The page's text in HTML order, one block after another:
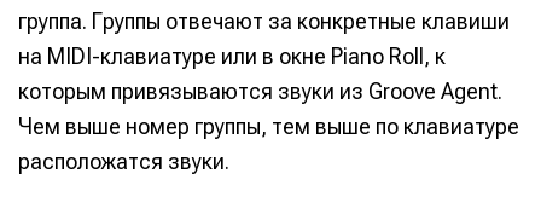
группа. Группы отвечают за конкретные клавиши
на MIDI-клавиатуре или в окне Piano Roll, к
которым привязываются звуки из Groove Agent.
Чем выше номер группы, тем выше по клавиатуре
расположатся звуки.